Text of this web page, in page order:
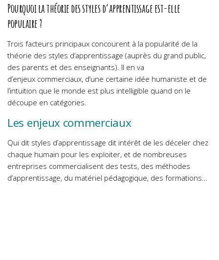
Pourquoi la théorie des styles d’apprentissage est-elle
populaire ?
Trois facteurs principaux concourent à la popularité de la
théorie des styles d’apprentissage (auprès du grand public,
des parents et des enseignants). Il en va
d’enjeux commerciaux, d’une certaine idée humaniste et de
l’intuition que le monde est plus intelligible quand on le
découpe en catégories.
Les enjeux commerciaux
Qui dit styles d’apprentissage dit intérêt de les déceler chez
chaque humain pour les exploiter, et de nombreuses
entreprises commercialisent des tests, des méthodes
d’apprentissage, du matériel pédagogique, des formations…